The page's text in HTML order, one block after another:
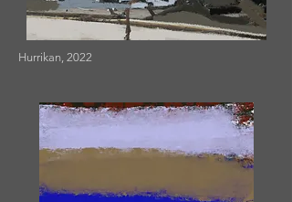
Hurrikan, 2022